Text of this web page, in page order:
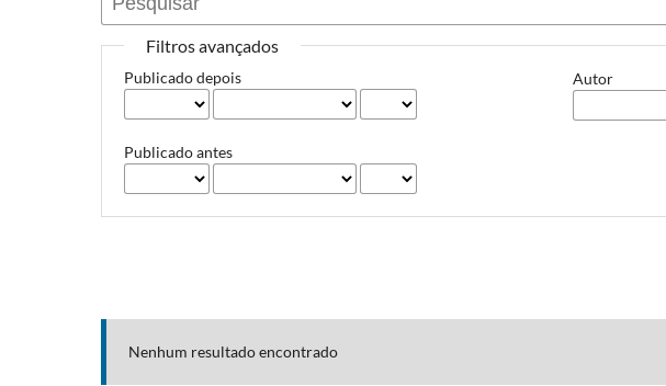
Filtros avançados
Publicado depois
Publicado antes
Autor
Nenhum resultado encontrado